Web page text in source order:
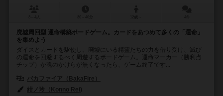
廃墟周回型 運命構築ボードゲーム。カードをあつめて多くの「運命」
を集めよう
ダイスとカードを駆使し、廃墟にいる精霊たちの力を借り受け、滅び
の運命を回避するべく周遊するボードゲーム。運命マーカー（勝利点
チップ）か魂のかけらが無くなったら、ゲーム終了です...
バカファイア（BakaFire）
紺ノ玲（Konno Rei)